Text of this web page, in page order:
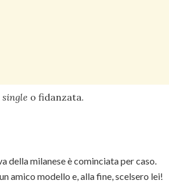
single o fidanzata.
della milanese è cominciata per caso.
un amico modello e, alla fine, scelsero lei!